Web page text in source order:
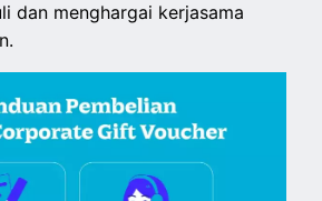
dan menghargai kerjasama